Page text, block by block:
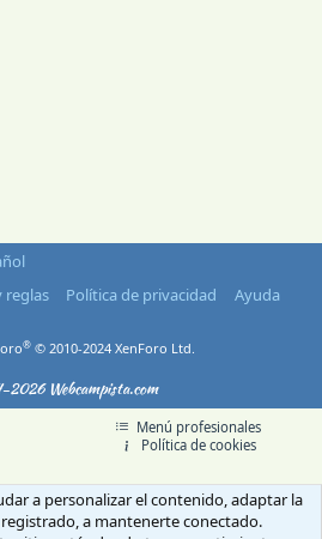
reglas Política de privacidad
Ayuda
® © 2010-2024 XenForo Ltd.
Webcampista.com
Menú profesionales
Política de cookies
a personalizar el contenido, adaptar la
a mantenerte conectado.